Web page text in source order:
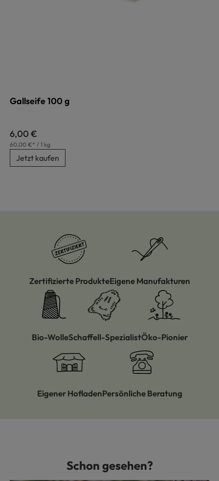
Gallseife 100 g
Regulärer Preis:
6,00 €
60,00 €* / 1 kg
Jetzt kaufen
Zertifizierte ProdukteEigene Manufakturen
Bio-WolleSchaffell-SpezialistÖko-Pionier
Eigener HofladenPersönliche Beratung
Produktgalerie überspringenSchon gesehen?